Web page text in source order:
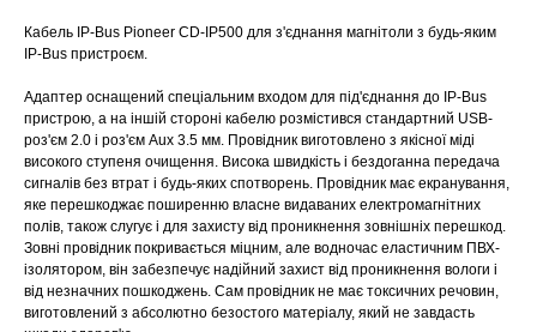
Кабель IP-Bus Pioneer CD-IP500 для з'єднання магнітоли з будь-яким
IP-Bus пристроєм.
Адаптер оснащений спеціальним входом для під'єднання до IP-Bus
пристрою, а на іншій стороні кабелю розмістився стандартний USB-
роз'єм 2.0 і роз'єм Aux 3.5 мм. Провідник виготовлено з якісної міді
високого ступеня очищення. Висока швидкість і бездоганна передача
сигналів без втрат і будь-яких спотворень. Провідник має екранування,
яке перешкоджає поширенню власне видаваних електромагнітних
полів, також слугує і для захисту від проникнення зовнішніх перешкод.
Зовні провідник покривається міцним, але водночас еластичним ПВХ-
ізолятором, він забезпечує надійний захист від проникнення вологи і
від незначних пошкоджень. Сам провідник не має токсичних речовин,
виготовлений з абсолютно безостого матеріалу, який не завдасть